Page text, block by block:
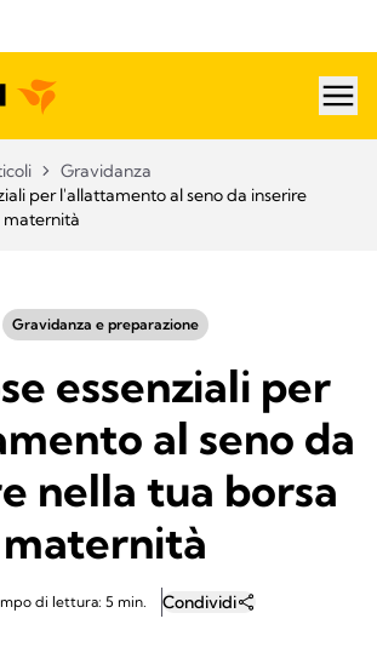
Gravidanza
per l'allattamento al seno da inserire
maternità
Gravidanza e preparazione
essenziali per
al seno da
nella tua borsa
maternità
di lettura: 5 min. Condividi